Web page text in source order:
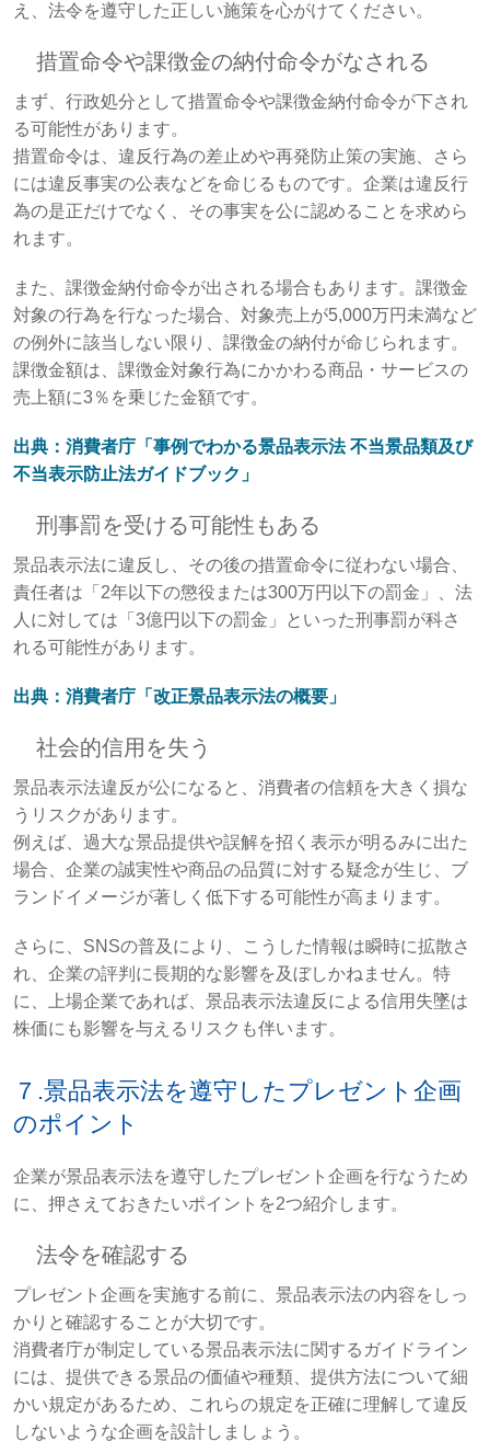
え、法令を遵守した正しい施策を心がけてください。
措置命令や課徴金の納付命令がなされる
まず、行政処分として措置命令や課徴金納付命令が下され
る可能性があります。
措置命令は、違反行為の差止めや再発防止策の実施、さら
には違反事実の公表などを命じるものです。企業は違反行
為の是正だけでなく、その事実を公に認めることを求めら
れます。
また、課徴金納付命令が出される場合もあります。課徴金
対象の行為を行なった場合、対象売上が5,000万円未満など
の例外に該当しない限り、課徴金の納付が命じられます。
課徴金額は、課徴金対象行為にかかわる商品・サービスの
売上額に3％を乗じた金額です。
出典：消費者庁「事例でわかる景品表示法 不当景品類及び
不当表示防止法ガイドブック」
刑事罰を受ける可能性もある
景品表示法に違反し、その後の措置命令に従わない場合、
責任者は「2年以下の懲役または300万円以下の罰金」、法
人に対しては「3億円以下の罰金」といった刑事罰が科さ
れる可能性があります。
出典：消費者庁「改正景品表示法の概要」
社会的信用を失う
景品表示法違反が公になると、消費者の信頼を大きく損な
うリスクがあります。
例えば、過大な景品提供や誤解を招く表示が明るみに出た
場合、企業の誠実性や商品の品質に対する疑念が生じ、ブ
ランドイメージが著しく低下する可能性が高まります。
さらに、SNSの普及により、こうした情報は瞬時に拡散さ
れ、企業の評判に長期的な影響を及ぼしかねません。特
に、上場企業であれば、景品表示法違反による信用失墜は
株価にも影響を与えるリスクも伴います。
７.景品表示法を遵守したプレゼント企画
のポイント
企業が景品表示法を遵守したプレゼント企画を行なうため
に、押さえておきたいポイントを2つ紹介します。
法令を確認する
プレゼント企画を実施する前に、景品表示法の内容をしっ
かりと確認することが大切です。
消費者庁が制定している景品表示法に関するガイドライン
には、提供できる景品の価値や種類、提供方法について細
かい規定があるため、これらの規定を正確に理解して違反
しないような企画を設計しましょう。